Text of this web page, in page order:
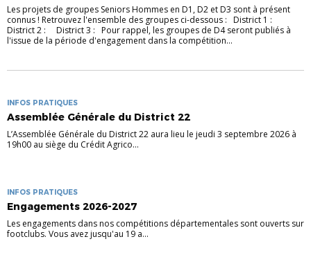
Les projets de groupes Seniors Hommes en D1, D2 et D3 sont à présent
connus ! Retrouvez l'ensemble des groupes ci-dessous : District 1 :
District 2 : District 3 : Pour rappel, les groupes de D4 seront publiés à
l'issue de la période d'engagement dans la compétition...
INFOS PRATIQUES
Assemblée Générale du District 22
L’Assemblée Générale du District 22 aura lieu le jeudi 3 septembre 2026 à
19h00 au siège du Crédit Agrico...
INFOS PRATIQUES
Engagements 2026-2027
Les engagements dans nos compétitions départementales sont ouverts sur
footclubs. Vous avez jusqu'au 19 a...